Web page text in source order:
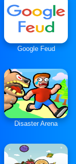
Google Feud
Disaster Arena